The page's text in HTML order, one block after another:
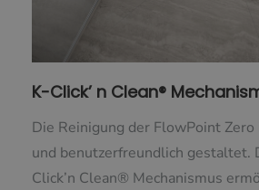
K-Click’ n Clean®
Die Reinigung der FlowPoint
und benutzerfreundlich gestaltet.
Click’n Clean® Mechanismus